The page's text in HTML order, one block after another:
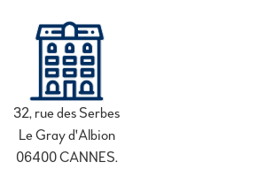
32, rue des Serbes
Le Gray d'Albion
06400 CANNES.